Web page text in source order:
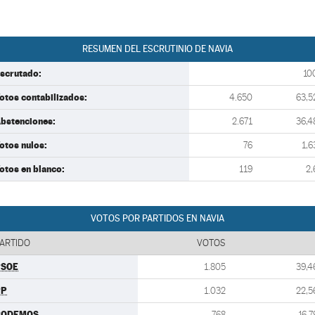
RESUMEN DEL ESCRUTINIO DE NAVIA
contabilizados: 4.650
2.671
nulos: 76
en blanco: 119
VOTOS POR PARTIDOS EN NAVIA
VOTOS
1.805
1.032